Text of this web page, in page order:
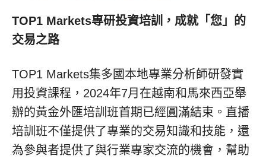
TOP1 Markets專研投資培訓，成就「您 」
的
交易之路
TOP1 Markets集多國本地專業分析師研發實
用投資課程，2024年7月在越南和馬來西亞舉
辦的黃金外匯培訓班首期已經圓滿結束。直播
培訓班不僅提供了專業的交易知識和技能，還
為參與者提供了與行業專家交流的機會，幫助